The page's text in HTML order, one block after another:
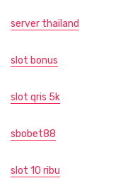
server thailand
slot bonus
slot qris 5k
sbobet88
slot 10 ribu